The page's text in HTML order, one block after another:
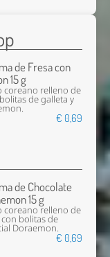
de Fresa con
15 g
coreano relleno de
de galleta y
€ 0,69
de Chocolate
15 g
coreano relleno de
bolitas de
Doraemon.
€ 0,69